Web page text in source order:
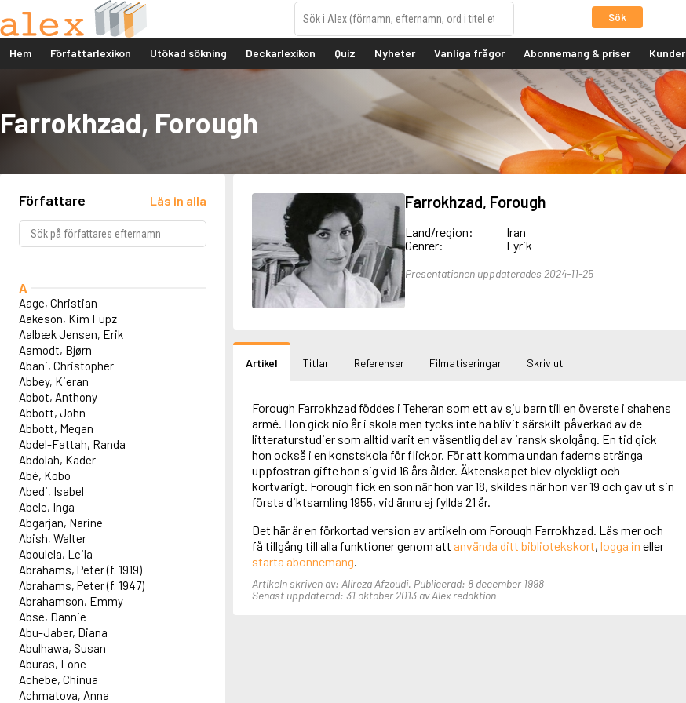
Sök
Hem Författarlexikon Utökad sökning Deckarlexikon Quiz Nyheter Vanliga frågor Abonnemang & priser Kunder
Farrokhzad, Forough
Författare Läs in alla
A
Aage, Christian
Aakeson, Kim Fupz
Aalbæk Jensen, Erik
Aamodt, Bjørn
Abani, Christopher
Abbey, Kieran
Abbot, Anthony
Abbott, John
Abbott, Megan
Abdel-Fattah, Randa
Abdolah, Kader
Abé, Kobo
Abedi, Isabel
Abele, Inga
Abgarjan, Narine
Abish, Walter
Aboulela, Leila
Abrahams, Peter (f. 1919)
Abrahams, Peter (f. 1947)
Abrahamson, Emmy
Abse, Dannie
Abu-Jaber, Diana
Abulhawa, Susan
Aburas, Lone
Achebe, Chinua
Achmatova, Anna
Farrokhzad, Forough
Land/region:
Iran
Genrer:
Lyrik
Presentationen uppdaterades 2024-11-25
Artikel Titlar Referenser Filmatiseringar Skriv ut
Forough Farrokhzad föddes i Teheran som ett av sju barn till en överste i shahens
armé. Hon gick nio år i skola men tycks inte ha blivit särskilt påverkad av de
litteraturstudier som alltid varit en väsentlig del av iransk skolgång. En tid gick
hon också i en konstskola för flickor. För att komma undan faderns stränga
uppfostran gifte hon sig vid 16 års ålder. Äktenskapet blev olyckligt och
kortvarigt. Forough fick en son när hon var 18, skildes när hon var 19 och gav ut sin
första diktsamling 1955, vid ännu ej fyllda 21 år.
Det här är en förkortad version av artikeln om Forough Farrokhzad. Läs mer och
få tillgång till alla funktioner genom att använda ditt bibliotekskort, logga in eller
starta abonnemang
Artikeln skriven av: Alireza Afzoudi. Publicerad: 8 december 1998
Senast uppdaterad: 31 oktober 2013 av Alex redaktion